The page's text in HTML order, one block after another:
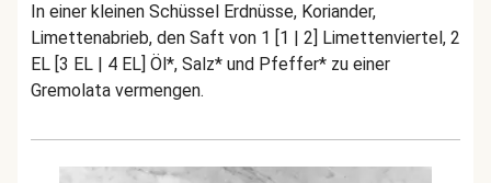
In einer kleinen Schüssel Erdnüsse, Koriander,
Limettenabrieb, den Saft von 1 [1 | 2] Limettenviertel, 2
EL [3 EL | 4 EL] Öl*, Salz* und Pfeffer* zu einer
Gremolata vermengen.